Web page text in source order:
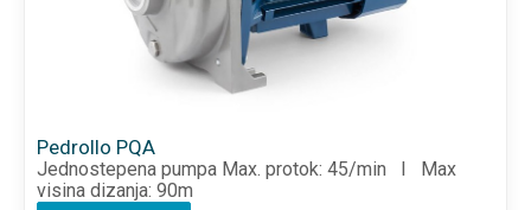
Pedrollo PQA
Jednostepena pumpa Max. protok: 45/min I Max
visina dizanja: 90m